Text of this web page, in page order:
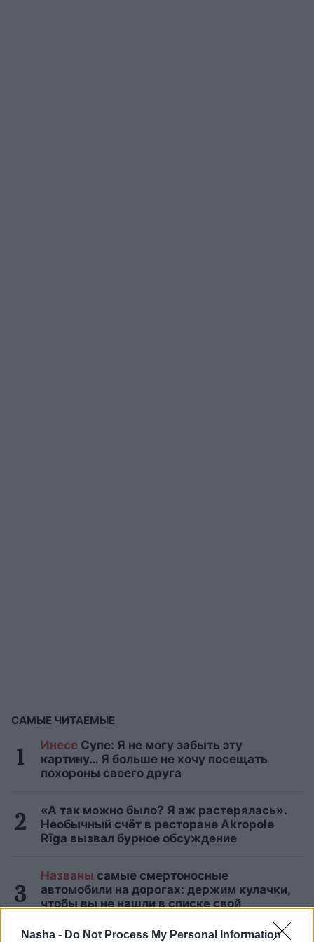
Nasha - Do Not Process My Personal Information
САМЫЕ ЧИТАЕМЫЕ
Инесе Супе: Я не могу забыть эту
картину… Я больше не хочу посещать
похороны своего друга
«А так можно было? Я аж растерялась».
Необычный счёт в ресторане Akropole
Rīga вызвал бурное обсуждение
Названы самые смертоносные
автомобили на дорогах: держим кулачки,
чтобы вы не нашли в списке свой